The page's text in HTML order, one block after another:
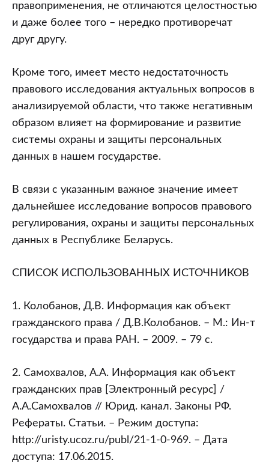
правоприменения, не отличаются целостностью
и даже более того – нередко противоречат
друг другу.
Кроме того, имеет место недостаточность
правового исследования актуальных вопросов в
анализируемой области, что также негативным
образом влияет на формирование и развитие
системы охраны и защиты персональных
данных в нашем государстве.
В связи с указанным важное значение имеет
дальнейшее исследование вопросов правового
регулирования, охраны и защиты персональных
данных в Республике Беларусь.
СПИСОК ИСПОЛЬЗОВАННЫХ ИСТОЧНИКОВ
1. Колобанов, Д.В. Информация как объект
гражданского права / Д.В.Колобанов. – М.: Ин-т
государства и права РАН. – 2009. – 79 с.
2. Самохвалов, А.А. Информация как объект
гражданских прав [Электронный ресурс] /
А.А.Самохвалов // Юрид. канал. Законы РФ.
Рефераты. Статьи. – Режим доступа:
http://uristy.ucoz.ru/publ/21-1-0-969. – Дата
доступа: 17.06.2015.